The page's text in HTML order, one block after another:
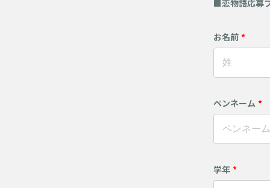
■恋物語応募
お名前 *
ペンネーム *
学年 *